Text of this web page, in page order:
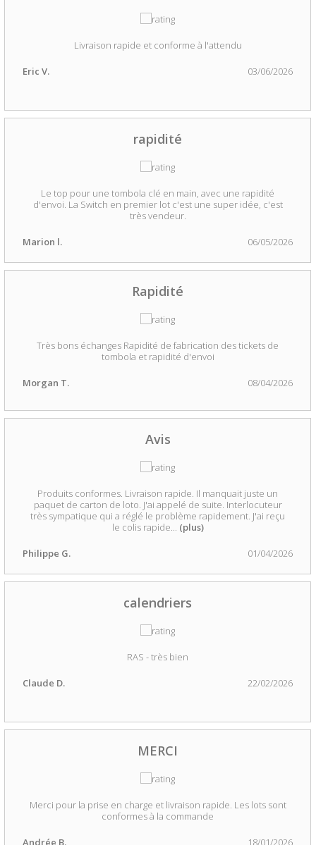
Livraison rapide et conforme à l'attendu
Eric V. 03/06/2026
rapidité
Le top pour une tombola clé en main, avec une rapidité
d'envoi. La Switch en premier lot c'est une super idée, c'est
très vendeur.
Marion l. 06/05/2026
Rapidité
Très bons échanges Rapidité de fabrication des tickets de
tombola et rapidité d'envoi
Morgan T. 08/04/2026
Avis
Produits conformes. Livraison rapide. Il manquait juste un
paquet de carton de loto. J'ai appelé de suite. Interlocuteur
très sympatique qui a réglé le problème rapidement. J'ai reçu
le colis rapide... (plus)
Philippe G. 01/04/2026
calendriers
RAS - très bien
Claude D. 22/02/2026
MERCI
Merci pour la prise en charge et livraison rapide. Les lots sont
conformes à la commande
Andrée B. 18/01/2026